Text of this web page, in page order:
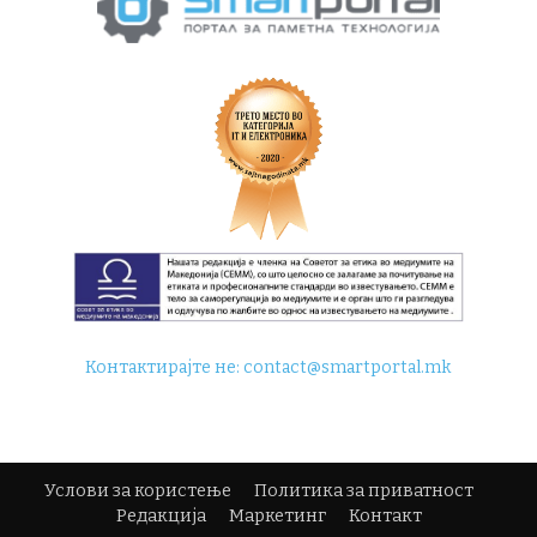
Контактирајте не:contact@smartportal.mk
Услови за користење
Политика за приватност
Редакција
Маркетинг Контакт